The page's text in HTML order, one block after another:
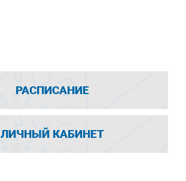
РАСПИСАНИЕ
ЛИЧНЫЙ КАБИНЕТ